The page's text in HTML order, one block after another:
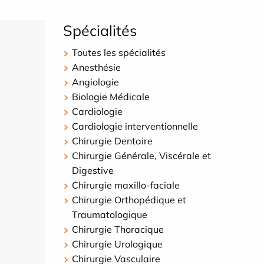
Spécialités
Toutes les spécialités
Anesthésie
Angiologie
Biologie Médicale
Cardiologie
Cardiologie interventionnelle
Chirurgie Dentaire
Chirurgie Générale, Viscérale et
Digestive
Chirurgie maxillo-faciale
Chirurgie Orthopédique et
Traumatologique
Chirurgie Thoracique
Chirurgie Urologique
Chirurgie Vasculaire